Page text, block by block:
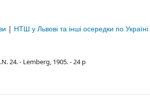
| НТШ у Львові та інші осередки по Україні
24. - Lemberg, 1905. - 24 p